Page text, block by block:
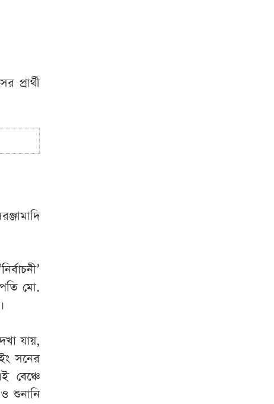
মো.
যায়,
সনের
বেঞ্চে
শুনানি